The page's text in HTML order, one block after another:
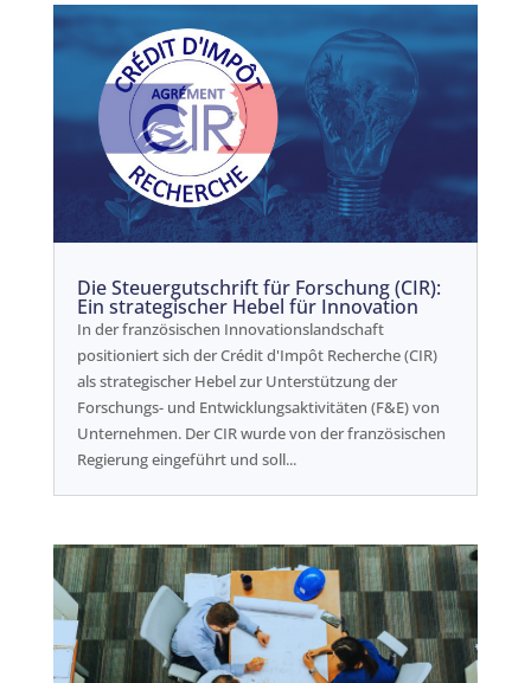
Die Steuergutschrift für Forschung (CIR):
Ein strategischer Hebel für Innovation
In der französischen Innovationslandschaft
positioniert sich der Crédit d'Impôt Recherche (CIR)
als strategischer Hebel zur Unterstützung der
Forschungs- und Entwicklungsaktivitäten (F&E) von
Unternehmen. Der CIR wurde von der französischen
Regierung eingeführt und soll...